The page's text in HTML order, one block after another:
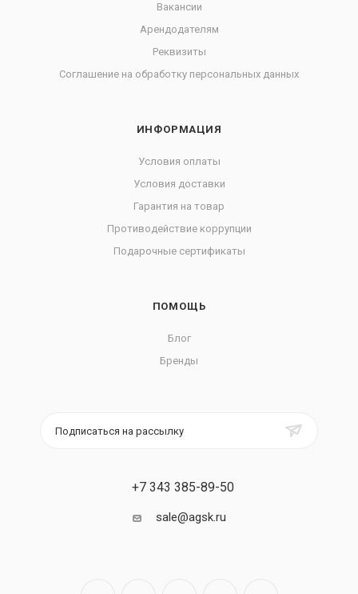
Вакансии
Арендодателям
Реквизиты
Соглашение на обработку персональных данных
ИНФОРМАЦИЯ
Условия оплаты
Условия доставки
Гарантия на товар
Противодействие коррупции
Подарочные сертификаты
ПОМОЩЬ
Блог
Бренды
Подписаться на рассылку
+7 343 385-89-50
sale@agsk.ru